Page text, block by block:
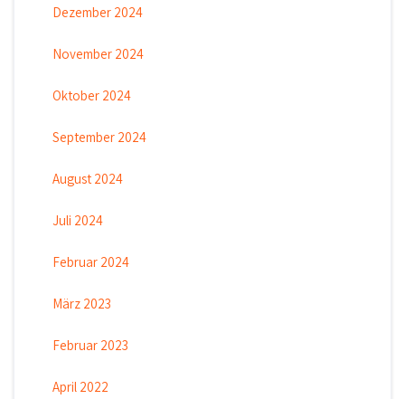
Dezember 2024
November 2024
Oktober 2024
September 2024
August 2024
Juli 2024
Februar 2024
März 2023
Februar 2023
April 2022